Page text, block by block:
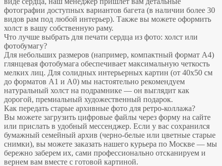
фотографии доступных вариантов багета (в наличии более 30
видов рам под любой интерьер). Также вы можете оформить
холст в вашу собственную раму.
Что лучше выбрать для печати сердца из фото: холст или
фотобумагу?
Для небольших размеров (например, компактный формат А4)
глянцевая фотобумага обеспечивает максимальную четкость
мелких лиц. Для солидных интерьерных картин (от 40х50 см
до форматов А1 и А0) мы настоятельно рекомендуем
натуральный холст на подрамнике — он выглядит как
дорогой, премиальный художественный подарок.
Как передать старые архивные фото для ретро-коллажа?
Вы можете загрузить цифровые файлы через форму на сайте
или прислать в удобный мессенджер. Если у вас сохранился
бумажный семейный архив (черно-белые или цветные старые
снимки), вы можете заказать нашего курьера по Москве — мы
бережно заберем их, сами профессионально отсканируем и
вернем вам вместе с готовой картиной.